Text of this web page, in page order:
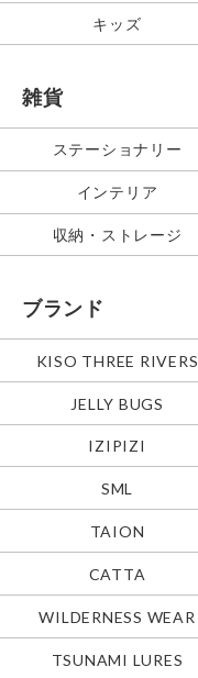
キッズ
雑貨
ステーショナリー
インテリア
収納・ストレージ
ブランド
KISO THREE RIVERS
JELLY BUGS
IZIPIZI
SML
TAION
CATTA
WILDERNESS WEAR
TSUNAMI LURES